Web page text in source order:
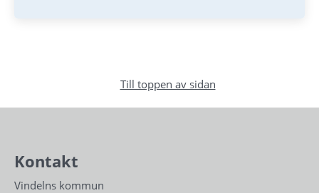
Till toppen av sidan
Kontakt
Vindelns kommun